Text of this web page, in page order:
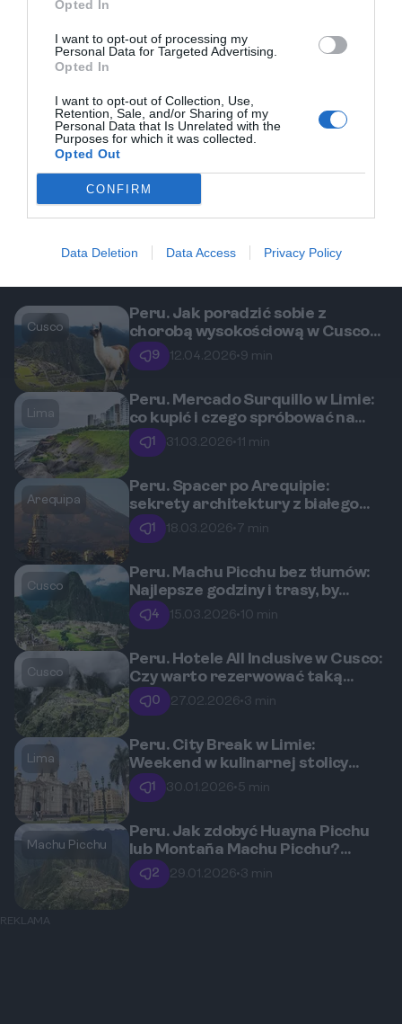
Opted In
I want to opt-out of processing my
Personal Data for Targeted Advertising.
Opted In
I want to opt-out of Collection, Use,
Retention, Sale, and/or Sharing of my
Personal Data that Is Unrelated with the
Purposes for which it was collected.
Opted Out
CONFIRM
Data Deletion Data Access Privacy Policy
Poznaj smaki
Cusco
Peru. Jak poradzić sobie z
chorobą wysokościową w Cusco?
Sprawdzone porady.
9 12.04.2026• 9 min
Lima
Peru. Mercado Surquillo w Limie:
co kupić i czego spróbować na
lokalnym targu?
1 31.03.2026• 11 min
Arequipa
Peru. Spacer po Arequipie:
sekrety architektury z białego
sillar.
1 18.03.2026• 7 min
Cusco
Peru. Machu Picchu bez tłumów:
Najlepsze godziny i trasy, by
poczuć magię Inków
4 15.03.2026• 10 min
Cusco
Peru. Hotele All Inclusive w Cusco:
Czy warto rezerwować taką
opcję?
0 27.02.2026• 3 min
Lima
Peru. City Break w Limie:
Weekend w kulinarnej stolicy
Ameryki Południowej
1 30.01.2026• 5 min
Machu Picchu
Peru. Jak zdobyć Huayna Picchu
lub Montaña Machu Picchu?
Dodatkowe bilety i porady
2 29.01.2026• 3 min
REKLAMA